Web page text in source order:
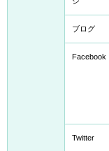
ブログ
Facebook
Twitter